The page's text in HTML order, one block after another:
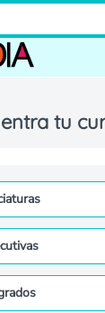
tu